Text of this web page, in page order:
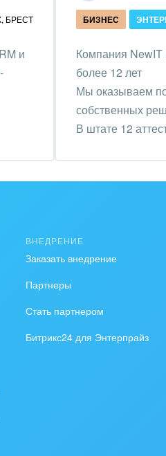
ЖКХ
и
, БРЕСТ
и
БИЗНЕС
Компания NewIT
более 12 лет
Мы оказываем
собственных
В штате 12
ВНЕДРЕНИЕ
Заказать внедрение
Партнеры
Стать партнером
Битрикс24 для Энтерпрайз